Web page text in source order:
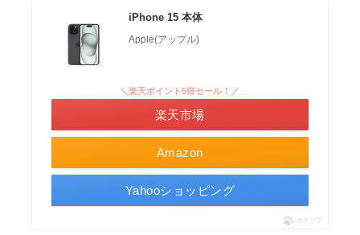
iPhone 15 本体
Apple(アップル)
Amazon
＼楽天ポイント5倍セール！／
楽天市場
Yahooショッピング
ポチップ